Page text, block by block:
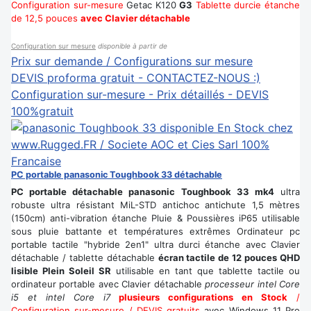
Configuration sur-mesureGetac K120G3 Tablette durcie étanche
de 12,5 pouces avec Clavier détachable
Configuration sur mesure disponible à partir de
Prix sur demande / Configurations sur mesure
DEVIS proforma gratuit - CONTACTEZ-NOUS :)
Configuration sur-mesure - Prix détaillés - DEVIS
100%gratuit
PC portable panasonic Toughbook 33 détachable
PC portable détachable panasonic Toughbook 33 mk4ultra
robuste ultra résistant MiL-STD antichoc antichute 1,5 mètres
(150cm) anti-vibration étanche Pluie & Poussières iP65 utilisable
sous pluie battante et températures extrêmes Ordinateur pc
portable tactile "hybride 2en1" ultra durci étanche avec Clavier
détachable / tablette détachable écran tactile de 12 pouces QHD
lisible Plein Soleil SR utilisable en tant que tablette tactile ou
ordinateur portable avec Clavier détachableprocesseur intel Core
i5 et intel Core i7
plusieurs configurations en Stock /